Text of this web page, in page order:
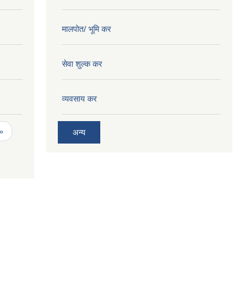
मालपोत/ भूमि कर
सेवा शुल्क कर
व्यवसाय कर
अन्य